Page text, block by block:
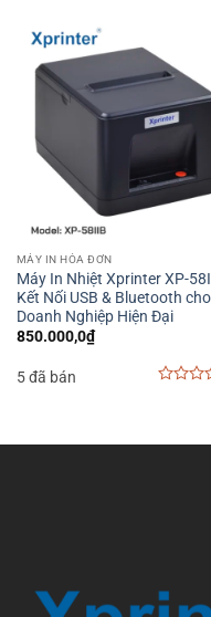
MÁY IN HÓA ĐƠN
Máy In Nhiệt Xprinter XP-
Kết Nối USB & Bluetooth cho
Doanh Nghiệp Hiện Đại
850.000,0₫
5 đã bán
5